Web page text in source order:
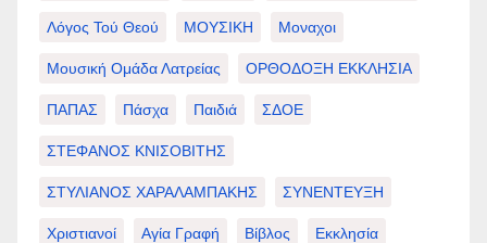
Λόγος Τού Θεού ΜΟΥΣΙΚΗ Μοναχοι
Μουσική Ομάδα Λατρείας ΟΡΘΟΔΟΞΗ ΕΚΚΛΗΣΙΑ
ΠΑΠΑΣ Πάσχα Παιδιά ΣΔΟΕ
ΣΤΕΦΑΝΟΣ ΚΝΙΣΟΒΙΤΗΣ
ΣΤΥΛΙΑΝΟΣ ΧΑΡΑΛΑΜΠΑΚΗΣ ΣΥΝΕΝΤΕΥΞΗ
Χριστιανοί Αγία Γραφή Βίβλος Εκκλησία